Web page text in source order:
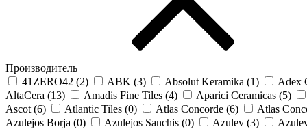
Производитель
41ZERO42 (2) ABK (3) Absolut Keramika (1)
Adex
AltaCera (13) Amadis Fine Tiles (4) Aparici Ceramicas (5)
Ascot (6) Atlantic Tiles (0) Atlas Concorde (6)
Atlas
Azulejos Borja (0) Azulejos Sanchis (0) Azulev (3)